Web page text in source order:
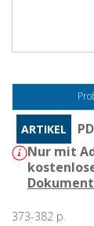
ARTIKEL
Nur mit
373-382 p.